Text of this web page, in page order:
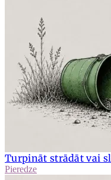
Turpināt strādāt vai
Pieredze